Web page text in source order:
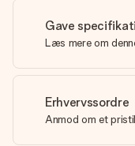
Gave
Læs mere om
Erhvervssordre
Anmod om et